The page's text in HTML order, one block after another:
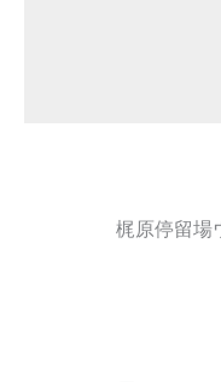
梶原停留場